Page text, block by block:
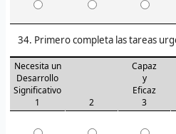
Primero completa las tareas
Necesita un
Desarrollo
Significativo
1
2
Capaz
y
Eficaz
3